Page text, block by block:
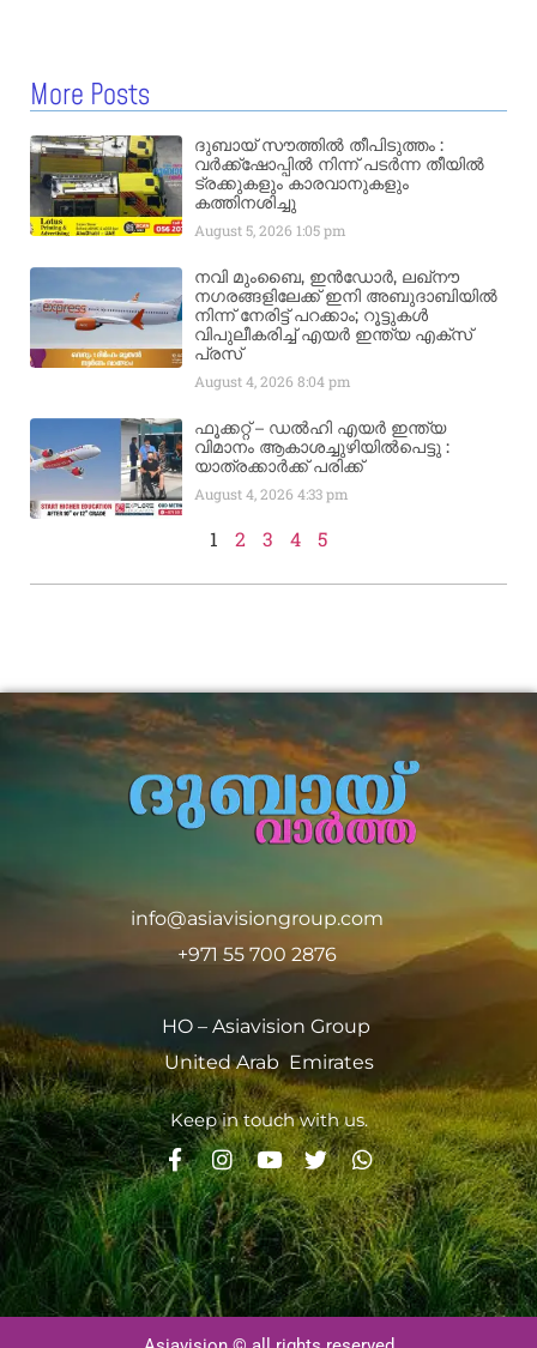
More Posts
ദുബായ് സൗത്തിൽ തീപിടുത്തം :
വർക്ക്‌ഷോപ്പിൽ നിന്ന് പടർന്ന തീയിൽ
ട്രക്കുകളും കാരവാനുകളും
കത്തിനശിച്ചു
August 5, 2026 1:05 pm
നവി മുംബൈ, ഇൻഡോർ, ലഖ്നൗ
നഗരങ്ങളിലേക്ക് ഇനി അബുദാബിയിൽ
നിന്ന് നേരിട്ട് പറക്കാം; റൂട്ടുകൾ
വിപുലീകരിച്ച് എയർ ഇന്ത്യ എക്സ്
പ്രസ്
August 4, 20268:04 pm
ഫൂക്കറ്റ് – ഡൽഹി എയര്‍ ഇന്ത്യ
വിമാനം ആകാശച്ചുഴിയില്‍പെട്ടു :
യാത്രക്കാര്‍ക്ക് പരിക്ക്
August 4, 20264:33 pm
1 2 3 4 5
info@asiavisiongroup.com
+971 55 700 2876
HO – Asiavision Group
United Arab Emirates
Keep in touch with us.